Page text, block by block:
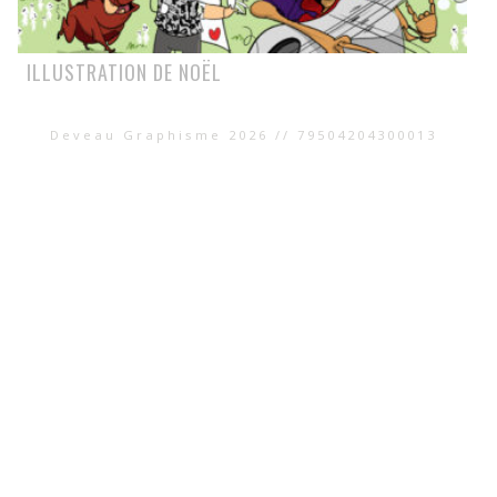
ILLUSTRATION DE NOËL
Deveau Graphisme 2026 // 79504204300013